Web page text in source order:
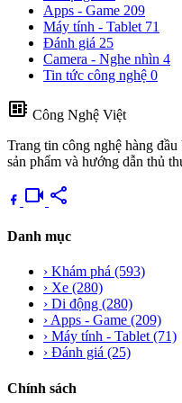
Apps - Game 209
Máy tính - Tablet 71
Đánh giá 25
Camera - Nghe nhìn 4
Tin tức công nghệ 0
developer_board Công Nghệ Việt
Trang tin công nghệ hàng
sản phẩm và hướng dẫn thủ
videocam share
Danh mục
› Khám phá (593)
› Xe (280)
› Di động (280)
› Apps - Game (209)
› Máy tính - Tablet (71)
› Đánh giá (25)
Chính sách